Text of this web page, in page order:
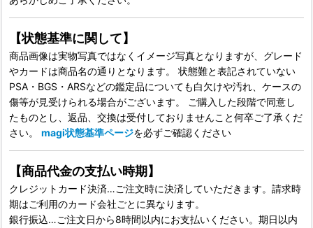
【状態基準に関して】
商品画像は実物写真ではなくイメージ写真となりますが、グレード
やカードは商品名の通りとなります。 状態難と表記されていない
PSA・BGS・ARSなどの鑑定品についても白欠けや汚れ、ケースの
傷等が見受けられる場合がございます。 ご購入した段階で同意し
たものとし、返品、交換は受付しておりませんこと何卒ご了承くだ
さい。 magi状態基準ページを必ずご確認ください
【商品代金の支払い時期】
クレジットカード決済…ご注文時に決済していただきます。請求時
期はご利用のカード会社ごとに異なります。
銀行振込…ご注文日から8時間以内にお支払いください。期日以内